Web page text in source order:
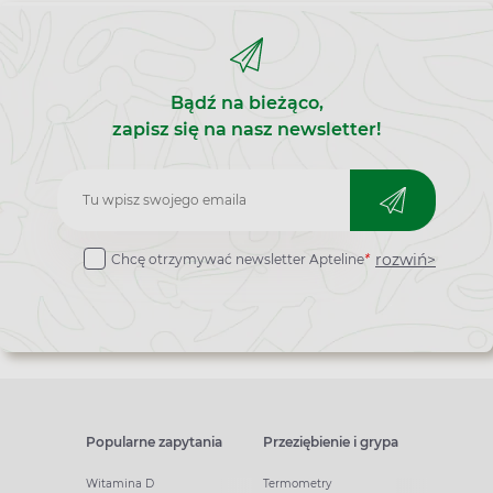
Bądź na bieżąco,
zapisz się na nasz newsletter!
Zapisz
Chcę otrzymywać newsletter Apteline* rozwiń>
Popularne zapytania
Witamina D
Przeziębienie i grypa
Termometry